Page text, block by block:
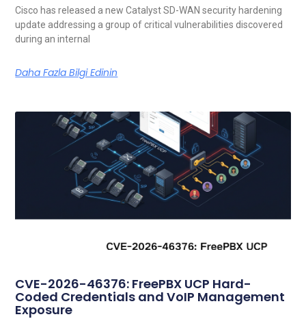
Cisco has released a new Catalyst SD-WAN security hardening
update addressing a group of critical vulnerabilities discovered
during an internal
Daha Fazla Bilgi Edinin
CVE-2026-46376: FreePBX UCP Hard-
Coded Credentials and VoIP Management
Exposure